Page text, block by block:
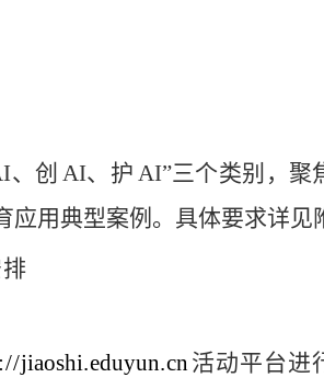
、创 AI、护 AI”三个类别，聚
应用典型案例。具体要求详见
://jiaoshi.eduyun.cn 活动平台进